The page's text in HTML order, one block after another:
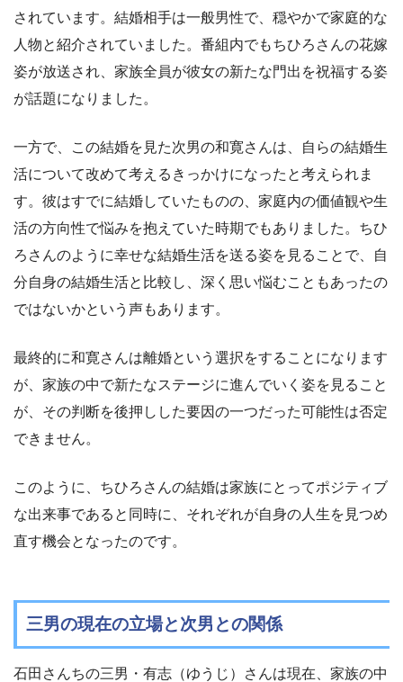
されています。結婚相手は一般男性で、穏やかで家庭的な
人物と紹介されていました。番組内でもちひろさんの花嫁
姿が放送され、家族全員が彼女の新たな門出を祝福する姿
が話題になりました。
一方で、この結婚を見た次男の和寛さんは、自らの結婚生
活について改めて考えるきっかけになったと考えられま
す。彼はすでに結婚していたものの、家庭内の価値観や生
活の方向性で悩みを抱えていた時期でもありました。ちひ
ろさんのように幸せな結婚生活を送る姿を見ることで、自
分自身の結婚生活と比較し、深く思い悩むこともあったの
ではないかという声もあります。
最終的に和寛さんは離婚という選択をすることになります
が、家族の中で新たなステージに進んでいく姿を見ること
が、その判断を後押しした要因の一つだった可能性は否定
できません。
このように、ちひろさんの結婚は家族にとってポジティブ
な出来事であると同時に、それぞれが自身の人生を見つめ
直す機会となったのです。
三男の現在の立場と次男との関係
石田さんちの三男・有志（ゆうじ）さんは現在、家族の中